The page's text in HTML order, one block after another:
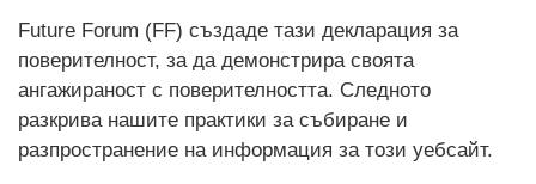
Future Forum (FF) създаде тази декларация за
поверителност, за да демонстрира своята
ангажираност с поверителността. Следното
разкрива нашите практики за събиране и
разпространение на информация за този уебсайт.